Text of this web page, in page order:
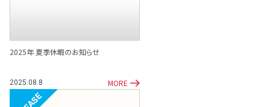
2025年 夏季休暇のお知らせ
2025.08.8 MORE